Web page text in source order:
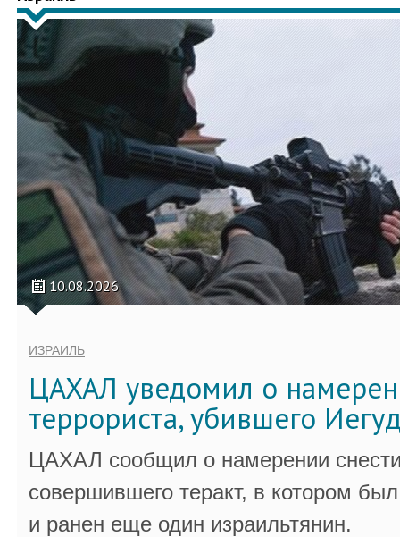
10.08.2026
ИЗРАИЛЬ
ЦАХАЛ уведомил о
террориста, убившего
ЦАХАЛ сообщил о намерении
совершившего теракт, в котором
и ранен еще один израильтянин.